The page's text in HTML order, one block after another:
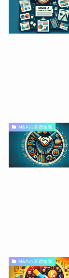
M&Aの基礎知識
M&Aの基礎知識